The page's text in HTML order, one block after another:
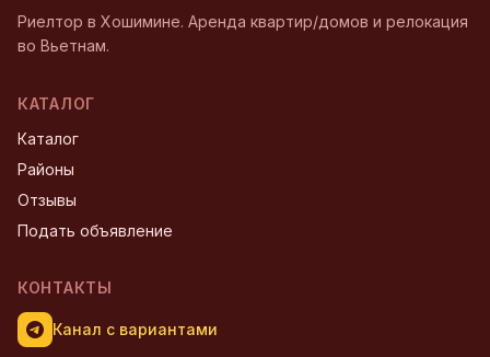
Риелтор в Хошимине. Аренда квартир/домов и релокация
во Вьетнам.
КАТАЛОГ
Каталог
Районы
Отзывы
Подать объявление
КОНТАКТЫ
Канал с вариантами